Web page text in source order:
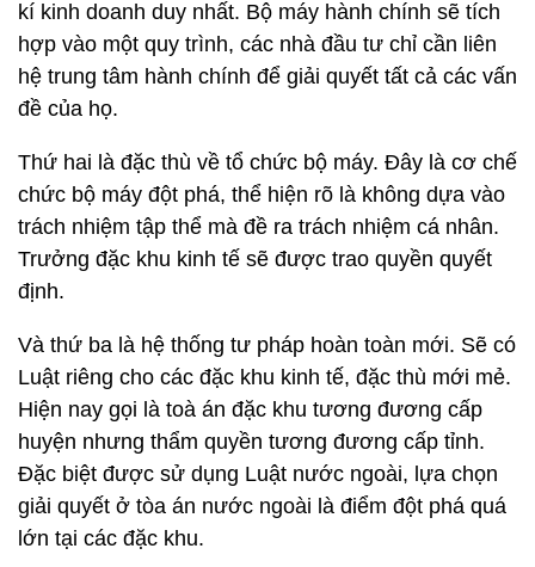
kí kinh doanh duy nhất. Bộ máy hành chính sẽ tích
hợp vào một quy trình, các nhà đầu tư chỉ cần liên
hệ trung tâm hành chính để giải quyết tất cả các vấn
đề của họ.
Thứ hai là đặc thù về tổ chức bộ máy. Đây là cơ chế
chức bộ máy đột phá, thể hiện rõ là không dựa vào
trách nhiệm tập thể mà đề ra trách nhiệm cá nhân.
Trưởng đặc khu kinh tế sẽ được trao quyền quyết
định.
Và thứ ba là hệ thống tư pháp hoàn toàn mới. Sẽ có
Luật riêng cho các đặc khu kinh tế, đặc thù mới mẻ.
Hiện nay gọi là toà án đặc khu tương đương cấp
huyện nhưng thẩm quyền tương đương cấp tỉnh.
Đặc biệt được sử dụng Luật nước ngoài, lựa chọn
giải quyết ở tòa án nước ngoài là điểm đột phá quá
lớn tại các đặc khu.